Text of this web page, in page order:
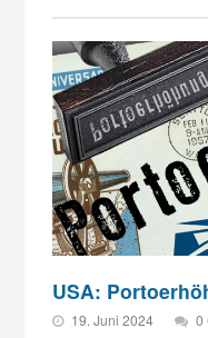
USA:
19. Juni 2024 0